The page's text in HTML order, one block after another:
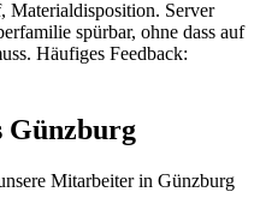
Materialdisposition. Server
spürbar, ohne dass auf
Häufiges Feedback:
Günzburg
Mitarbeiter in Günzburg